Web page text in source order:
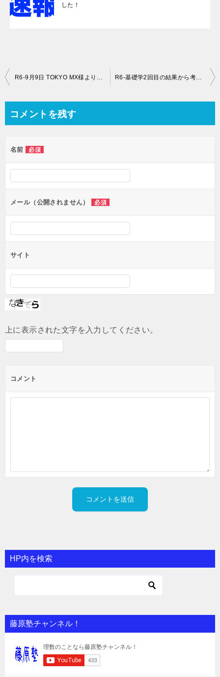
した！
投
ビ
ー
シ
ョ
ン
コメントを残す
名前 必須
メール（公開されません） 必須
サイト
上に表示された文字を入力してください。
コメント
HP内を検索
藤原塾チャンネル！